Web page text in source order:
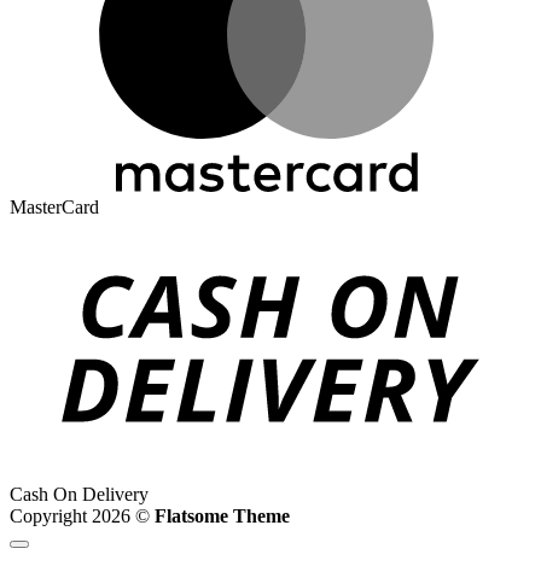
MasterCard
Cash On Delivery
Copyright 2026 © Flatsome Theme